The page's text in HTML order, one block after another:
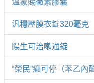
汎穩壓膜衣錠320毫克
陽生可治嗽通錠
“榮民”癲可停（苯乙內